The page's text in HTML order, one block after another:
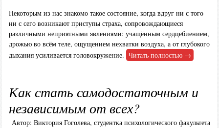
Некоторым из нас знакомо такое состояние, когда вдруг ни с того
ни с сего возникают приступы страха, сопровождающиеся
различными неприятными явлениями: учащённым сердцебиением,
дрожью во всём теле, ощущением нехватки воздуха, а от глубокого
дыхания усиливается головокружение. Читать полностью →
Как стать самодостаточным и
независимым от всех?
Автор: Виктория Гоголева, студентка психологического факультета